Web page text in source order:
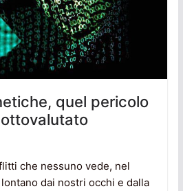
quel pericolo
che nessuno vede, nel
dai nostri occhi e dalla